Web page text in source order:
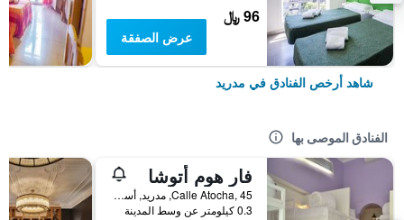
96 ﷼
عرض الصفقة
شاهد أرخص الفنادق في مدريد
الفنادق الموصى بها
فار هوم أتوشا
Calle Atocha, 45, مدريد, أسبانيا
0.3 كيلومتر عن وسط المدينة